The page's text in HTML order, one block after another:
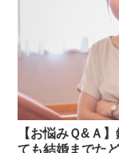
【お悩みＱ&Ａ
ても結婚までた